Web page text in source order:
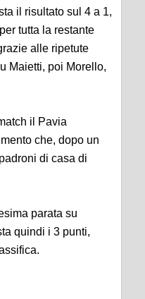
il risultato sul 4 a 1,
tutta la restante
alle ripetute
Maietti, poi Morello,
il Pavia
che, dopo un
di casa di
parata su
quindi i 3 punti,